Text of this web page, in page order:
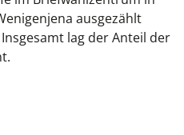
ausgezählt
lag der Anteil der